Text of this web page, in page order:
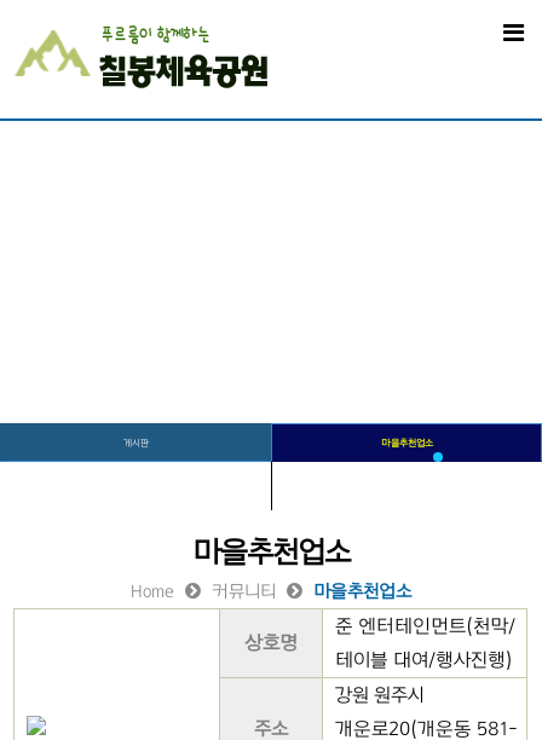
게시판 마을추천업소
마을추천업소
Home 커뮤니티 마을추천업소
상호명
준 엔터테인먼트(천막/
테이블 대여/행사진행)
주소
강원 원주시
개운로20(개운동 581-